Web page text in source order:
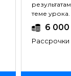
теме урока.
6 000
Рассрочки